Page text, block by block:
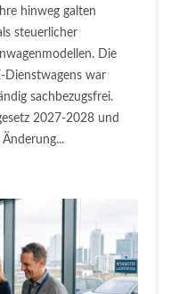
hinweg galten
steuerlicher
Die
Dienstwagens war
sachbezugsfrei.
2027-2028 und